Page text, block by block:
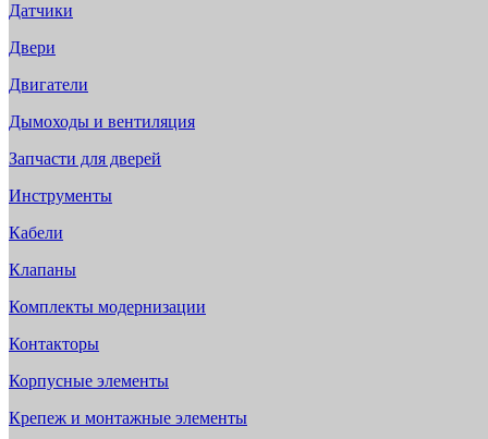
Датчики
Двери
Двигатели
Дымоходы и вентиляция
Запчасти для дверей
Инструменты
Кабели
Клапаны
Комплекты модернизации
Контакторы
Корпусные элементы
Крепеж и монтажные элементы